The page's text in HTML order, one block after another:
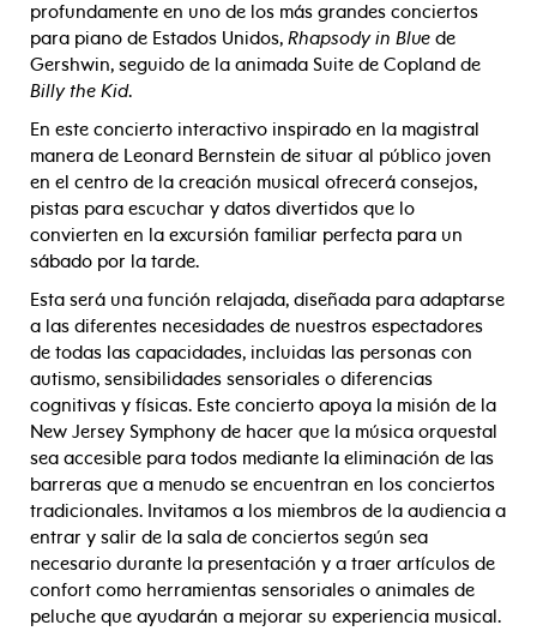
profundamente en uno de los más grandes conciertos
para piano de Estados Unidos, Rhapsody in Blue de
Gershwin, seguido de la animada Suite de Copland de
Billy the Kid.
En este concierto interactivo inspirado en la magistral
manera de Leonard Bernstein de situar al público joven
en el centro de la creación musical ofrecerá consejos,
pistas para escuchar y datos divertidos que lo
convierten en la excursión familiar perfecta para un
sábado por la tarde.
Esta será una función relajada, diseñada para adaptarse
a las diferentes necesidades de nuestros espectadores
de todas las capacidades, incluidas las personas con
autismo, sensibilidades sensoriales o diferencias
cognitivas y físicas. Este concierto apoya la misión de la
New Jersey Symphony de hacer que la música orquestal
sea accesible para todos mediante la eliminación de las
barreras que a menudo se encuentran en los conciertos
tradicionales. Invitamos a los miembros de la audiencia a
entrar y salir de la sala de conciertos según sea
necesario durante la presentación y a traer artículos de
confort como herramientas sensoriales o animales de
peluche que ayudarán a mejorar su experiencia musical.